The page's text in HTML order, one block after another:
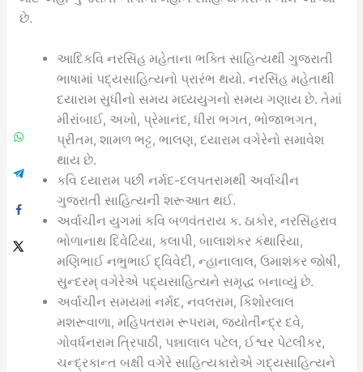
છે.
આદિકવિ નરસિંહ મહેતાના ભક્તિ સાહિત્યથી ગુજરાતી
ભાષામાં પદ્યસાહિત્યનો પ્રારંભ થયો. નરસિંહ મહેતાથી
દયારામ સુધીનો સમય મધ્યયુગનો સમય ગણાય છે. તેમાં
મીરાંબાઈ, અખો, પ્રેમાનંદ, ધીરા ભગત, ભોજાભગત,
પ્રીતમ, શામળ ભટ્ટ, ભાલણ, દયારામ વગેરેનો સમાવેશ
થાય છે.
કવિ દયારામ પછી નર્મદ-દલપતરામથી અર્વાચીન
ગુજરાતી સાહિત્યની શરૂઆત થઈ.
અર્વાચીન યુગમાં કવિ બળવંતરાય ક. ઠાકોર, નરસિંહરાવ
ભોળાનાથ દિવેટિયા, કલાપી, બાલાશંકર કંથારિયા,
મણિભાઈ નભુભાઈ દ્વિવેદી, ન્હાનાલાલ, ઉમાશંકર જોષી,
સુન્દરમ્ વગેરેએ પદ્યસાહિત્યને સમૃદ્ધ બનાવ્યું છે.
અર્વાચીન સમયમાં નર્મદ, નવલરામ, કિશોરલાલ
મશરૂવાળા, મહિપતરામ રૂપરામ, જ્યોતીન્દ્ર દવે,
ગોવર્ધનરામ ત્રિપાઠી, પન્નાલાલ પટેલ, ઈશ્વર પેટલીકર,
ચન્દ્રકાન્ત બક્ષી વગેરે સાહિત્યકારોએ ગદ્યસાહિત્યને